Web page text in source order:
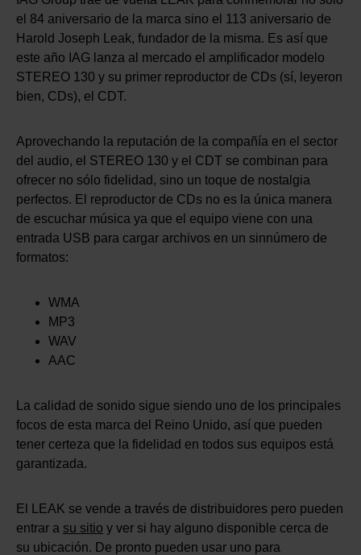
el 84 aniversario de la marca sino el 113 aniversario de
Harold Joseph Leak, fundador de la misma. Es así que
este año IAG lanza al mercado el amplificador modelo
STEREO 130 y su primer reproductor de CDs (sí, leyeron
bien, CDs), el CDT.
Aprovechando la reputación de la compañía en el sector
del audio, el STEREO 130 y el CDT se combinan para
ofrecer no sólo fidelidad, sino un toque de nostalgia
perfectos. El reproductor de CDs no es la única manera
de escuchar música ya que el equipo viene con una
entrada USB para cargar archivos en un sinnúmero de
formatos:
WMA
MP3
WAV
AAC
La calidad de sonido sigue siendo uno de los principales
focos de esta marca del Reino Unido, así que pueden
tener certeza que la fidelidad en todos sus equipos está
garantizada.
El LEAK se vende a través de distribuidores pero pueden
entrar a su sitio y ver si hay alguno disponible cerca de
su ubicación. De pronto pueden usar uno para